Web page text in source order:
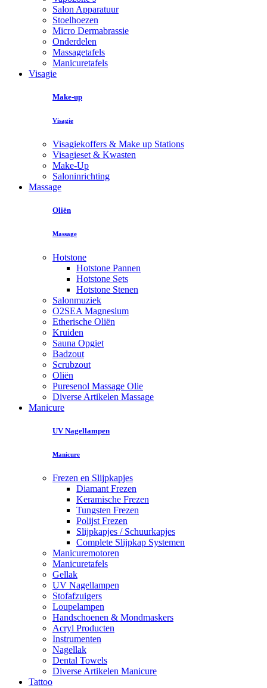
Salon Apparatuur
Stoelhoezen
Micro Dermabrassie
Onderdelen
Massagetafels
Manicuretafels
Visagie
Make-up
Visagie
Visagiekoffers & Make up Stations
Visagieset & Kwasten
Make-Up
Saloninrichting
Massage
Oliën
Massage
Hotstone
Hotstone Pannen
Hotstone Sets
Hotstone Stenen
Salonmuziek
O2SEA Magnesium
Etherische Oliën
Kruiden
Sauna Opgiet
Badzout
Scrubzout
Oliën
Puresenol Massage Olie
Diverse Artikelen Massage
Manicure
UV Nagellampen
Manicure
Frezen en Slijpkapjes
Diamant Frezen
Keramische Frezen
Tungsten Frezen
Polijst Frezen
Slijpkapjes / Schuurkapjes
Complete Slijpkap Systemen
Manicuremotoren
Manicuretafels
Gellak
UV Nagellampen
Stofafzuigers
Loupelampen
Handschoenen & Mondmaskers
Acryl Producten
Instrumenten
Nagellak
Dental Towels
Diverse Artikelen Manicure
Tattoo